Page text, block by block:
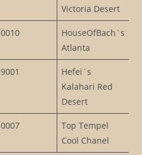
Victoria Desert
0010
HouseOfBach`s
Atlanta
9001
Hefei´s
Kalahari Red
Desert
0007
Top Tempel
Cool Chanel